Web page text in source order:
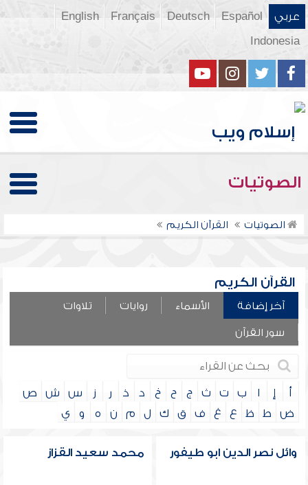
عربي Español
Deutsch
Français
English
Indonesia
الصوتيات
الصوتيات القرآن الكريم
القرآن الكريم
آخر إضافة الأسماء روايات تلاوات
سور القرآن
أ إ ا ب ت ث ج ح خ د ذ ر ز س ش
ص
ض
ط ظ ع غ ف ق ك ل م ن ه و ي
وائل نصر الدين ابو طيفور محمد سعيد القزاز